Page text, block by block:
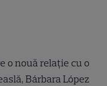
o nouă relaţie cu o
Bárbara López